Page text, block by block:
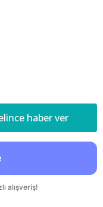
haber ver